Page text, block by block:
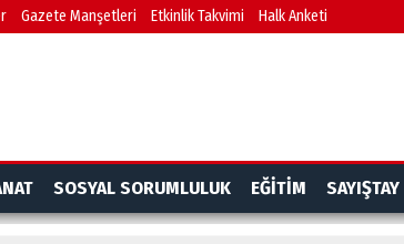
Gazete Manşetleri Etkinlik Takvimi Halk Anketi
SOSYAL SORUMLULUK EĞİTİM SAYIŞTAY